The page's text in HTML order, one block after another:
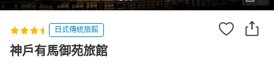
日式傳統旅館
神戶有馬御苑旅館